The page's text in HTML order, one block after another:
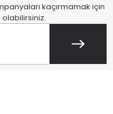
kaçırmamak için